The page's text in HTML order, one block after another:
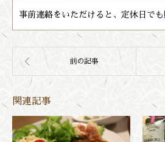
事前連絡をいただけると、定休日でも
関連記事